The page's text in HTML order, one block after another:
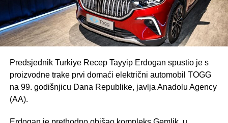
Predsjednik Turkiye Recep Tayyip Erdogan spustio je s
proizvodne trake prvi domaći električni automobil TOGG
na 99. godišnjicu Dana Republike, javlja Anadolu Agency
(AA).